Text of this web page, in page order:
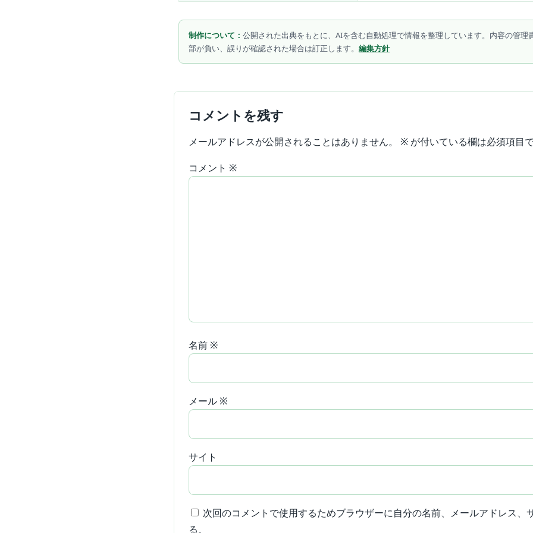
制作について： 公開された出典をもとに、AIを含む自動処理で情報を整理しています。内容の管理
部が負い、誤りが確認された場合は訂正します。 編集方針
コメントを残す
メールアドレスが公開されることはありません。 ※ が付いている欄は必須項目
コメント ※
名前 ※
メール ※
サイト
次回のコメントで使用するためブラウザーに自分の名前、メールアドレス、
る。